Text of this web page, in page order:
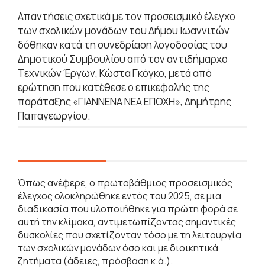
Απαντήσεις σχετικά με τον προσεισμικό έλεγχο
των σχολικών μονάδων του Δήμου Ιωαννιτών
δόθηκαν κατά τη συνεδρίαση λογοδοσίας του
Δημοτικού Συμβουλίου από τον αντιδήμαρχο
Τεχνικών Έργων, Κώστα Γκόγκο, μετά από
ερώτηση που κατέθεσε ο επικεφαλής της
παράταξης «ΓΙΑΝΝΕΝΑ ΝΕΑ ΕΠΟΧΗ», Δημήτρης
Παπαγεωργίου.
Όπως ανέφερε, ο πρωτοβάθμιος προσεισμικός
έλεγχος ολοκληρώθηκε εντός του 2025, σε μια
διαδικασία που υλοποιήθηκε για πρώτη φορά σε
αυτή την κλίμακα, αντιμετωπίζοντας σημαντικές
δυσκολίες που σχετίζονταν τόσο με τη λειτουργία
των σχολικών μονάδων όσο και με διοικητικά
ζητήματα (άδειες, πρόσβαση κ.ά.).